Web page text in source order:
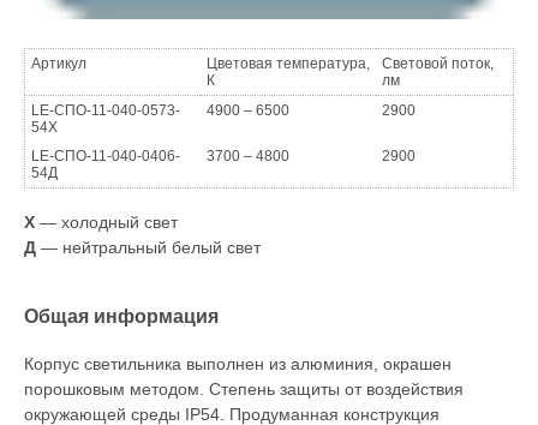
Артикул
Цветовая температура,
К
Световой поток,
лм
LE-СПО-11-040-0573-
54Х
4900 – 6500 2900
LE-СПО-11-040-0406-
54Д
3700 – 4800 2900
Х — холодный свет
Д — нейтральный белый свет
Общая информация
Корпус светильника выполнен из алюминия, окрашен
порошковым методом. Степень защиты от воздействия
окружающей среды IP54. Продуманная конструкция